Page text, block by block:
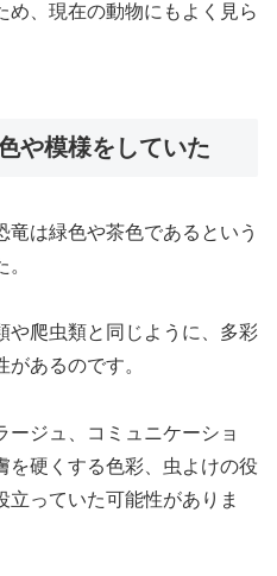
め、現在の動物にもよく見ら
や模様をしていた
竜は緑色や茶色であるという
や爬虫類と同じように、多彩
あるのです。
ージュ、コミュニケーショ
を硬くする色彩、虫よけの役
っていた可能性がありま